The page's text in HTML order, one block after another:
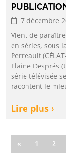
7 décembre
Vient de paraître
en séries, sous
Perreault
Elaine Després
série télévisée
racontent le
Lire plus ›
« 1 2